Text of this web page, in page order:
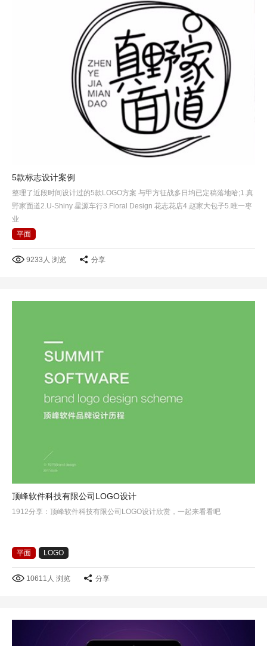
5款标志设计案例
整理了近段时间设计过的5款LOGO方案 与甲方征战多日均已定稿落地哈;1.真
野家面道2.U-Shiny 星源车行3.Floral Design 花志花店4.赵家大包子5.唯一枣
业
平面
9233人 浏览 分享
顶峰软件科技有限公司LOGO设计
1912分享：顶峰软件科技有限公司LOGO设计欣赏，一起来看看吧
平面 LOGO
10611人 浏览 分享